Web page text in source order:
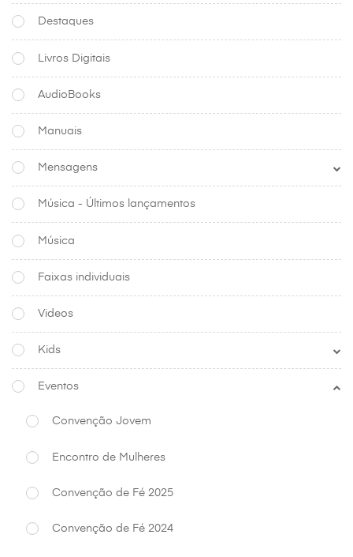
Destaques
Livros Digitais
AudioBooks
Manuais
Mensagens
Música - Últimos lançamentos
Música
Faixas individuais
Videos
Kids
Eventos
Convenção Jovem
Encontro de Mulheres
Convenção de Fé 2025
Convenção de Fé 2024